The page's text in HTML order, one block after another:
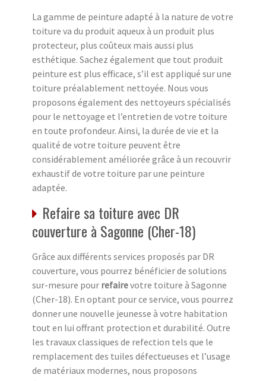
La gamme de peinture adapté à la nature de votre
toiture va du produit aqueux à un produit plus
protecteur, plus coûteux mais aussi plus
esthétique. Sachez également que tout produit
peinture est plus efficace, s’il est appliqué sur une
toiture préalablement nettoyée. Nous vous
proposons également des nettoyeurs spécialisés
pour le nettoyage et l’entretien de votre toiture
en toute profondeur. Ainsi, la durée de vie et la
qualité de votre toiture peuvent être
considérablement améliorée grâce à un recouvrir
exhaustif de votre toiture par une peinture
adaptée.
Refaire sa toiture avec DR
couverture à Sagonne (Cher-18)
Grâce aux différents services proposés par DR
couverture, vous pourrez bénéficier de solutions
sur-mesure pour refairevotre toiture à Sagonne
(Cher-18). En optant pour ce service, vous pourrez
donner une nouvelle jeunesse à votre habitation
tout en lui offrant protection et durabilité. Outre
les travaux classiques de refection tels que le
remplacement des tuiles défectueuses et l’usage
de matériaux modernes, nous proposons